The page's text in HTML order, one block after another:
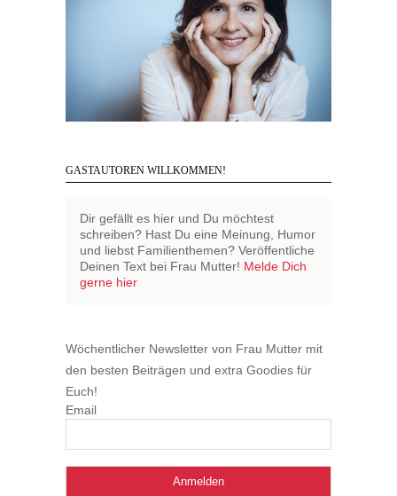
GASTAUTOREN WILLKOMMEN!
Dir gefällt es hier und Du möchtest
schreiben? Hast Du eine Meinung, Humor
und liebst Familienthemen? Veröffentliche
Deinen Text bei Frau Mutter! Melde Dich
gerne hier
Wöchentlicher Newsletter von Frau Mutter mit
den besten Beiträgen und extra Goodies für
Euch!
Email